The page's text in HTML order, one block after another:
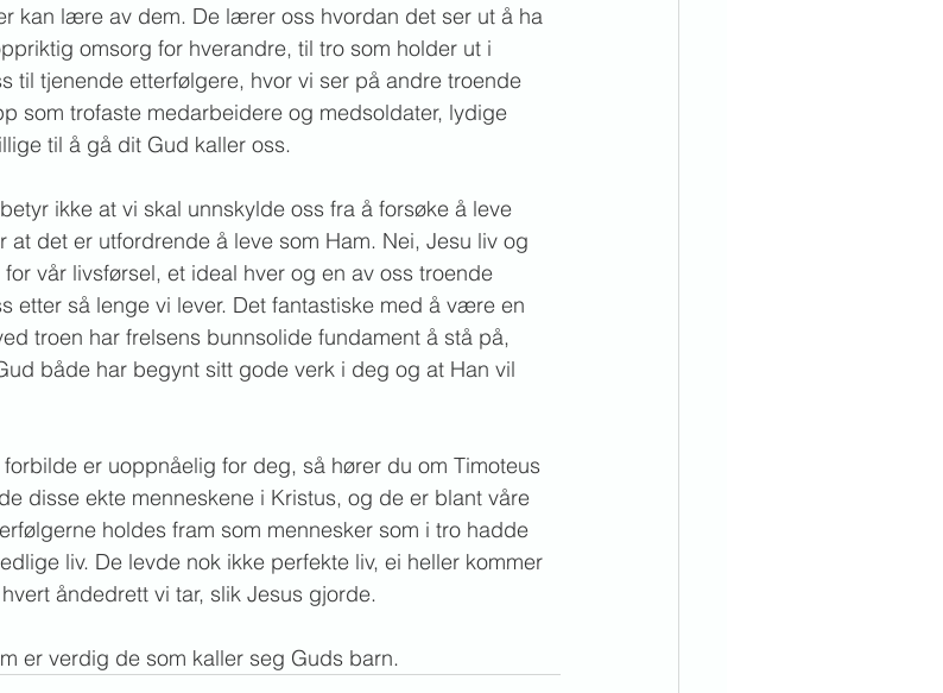
kan lære av dem. De lærer oss hvordan det ser ut å ha
omsorg for hverandre, til tro som holder ut i
til tjenende etterfølgere, hvor vi ser på andre troende
som trofaste medarbeidere og medsoldater, lydige
til å gå dit Gud kaller oss.
ikke at vi skal unnskylde oss fra å forsøke å leve
det er utfordrende å leve som Ham. Nei, Jesu liv og
vår livsførsel, et ideal hver og en av oss troende
etter så lenge vi lever. Det fantastiske med å være en
troen har frelsens bunnsolide fundament å stå på,
både har begynt sitt gode verk i deg og at Han vil
er uoppnåelig for deg, så hører du om Timoteus
disse ekte menneskene i Kristus, og de er blant våre
holdes fram som mennesker som i tro hadde
liv. De levde nok ikke perfekte liv, ei heller kommer
åndedrett vi tar, slik Jesus gjorde.
er verdig de som kaller seg Guds barn.